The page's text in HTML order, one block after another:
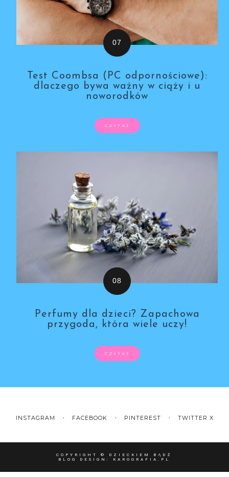
Test Coombsa (PC odpornościowe):
dlaczego bywa ważny w ciąży i u
noworodków
CZYTAJ
Perfumy dla dzieci? Zapachowa
przygoda, która wiele uczy!
CZYTAJ
INSTAGRAM FACEBOOK PINTEREST TWITTER X
COPYRIGHT © DZIECKIEM BĄDŹ
BLOG DESIGN: KAROGRAFIA.PL